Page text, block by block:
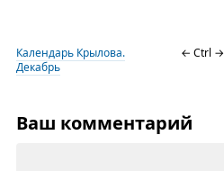
Календарь Крылова.
Декабрь
← Ctrl →
Ваш комментарий